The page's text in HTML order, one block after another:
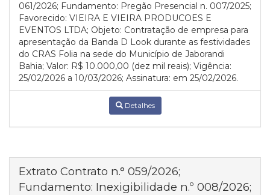
061/2026; Fundamento: Pregão Presencial n. 007/2025;
Favorecido: VIEIRA E VIEIRA PRODUCOES E
EVENTOS LTDA; Objeto: Contratação de empresa para
apresentação da Banda D Look durante as festividades
do CRAS Folia na sede do Município de Jaborandi
Bahia; Valor: R$ 10.000,00 (dez mil reais); Vigência:
25/02/2026 a 10/03/2026; Assinatura: em 25/02/2026.
Detalhes
Extrato Contrato n.° 059/2026;
Fundamento: Inexigibilidade n.º 008/2026;